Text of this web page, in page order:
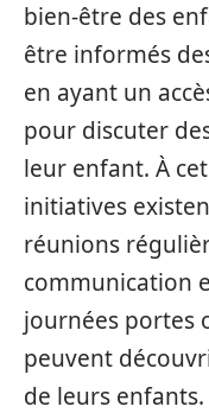
bien-être des
être informés
en ayant un
pour discuter
leur enfant. À
initiatives
réunions
communication
journées portes
peuvent
de leurs enfants.